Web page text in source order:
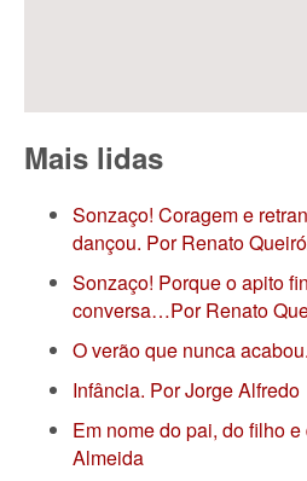
Mais lidas
Sonzaço! Coragem e
dançou. Por Renato
Sonzaço! Porque o apito
conversa…Por Renato
O verão que nunca
Infância. Por Jorge Alfredo
Em nome do pai, do filho
Almeida